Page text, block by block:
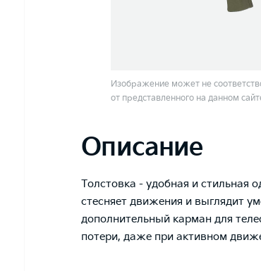
Изображение может не
от представленного на данном
Описание
Толстовка - удобная и стильная
стесняет движения и выглядит
дополнительный карман для
потери, даже при активном